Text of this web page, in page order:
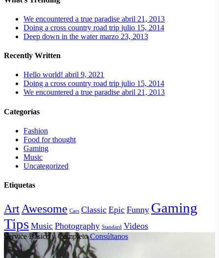
We encountered a true paradise abril 21, 2013
Doing a cross country road trip julio 15, 2014
Deep down in the water marzo 23, 2013
Recently Written
Hello world! abril 9, 2021
Doing a cross country road trip julio 15, 2014
We encountered a true paradise abril 21, 2013
Categorías
Fashion
Food for thought
Gaming
Music
Uncategorized
Etiquetas
ArtAwesome Cars Classic Epic Funny Gaming
Tips Music Photography Standard Videos
Service Básico y CompletoConsúltanos